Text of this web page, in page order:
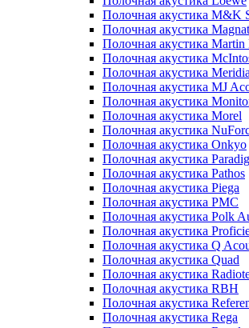
Полочная акустика M&K
Полочная акустика Magnat
Полочная акустика Martin
Полочная акустика
Полочная акустика
Полочная акустика MJ
Полочная акустика
Полочная акустика Morel
Полочная акустика
Полочная акустика Onkyo
Полочная акустика
Полочная акустика Pathos
Полочная акустика Piega
Полочная акустика PMC
Полочная акустика Polk
Полочная акустика
Полочная акустика Q
Полочная акустика Quad
Полочная акустика
Полочная акустика RBH
Полочная акустика
Полочная акустика Rega